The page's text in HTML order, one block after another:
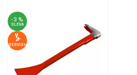
-3 %
SLEVA
SERVIS+